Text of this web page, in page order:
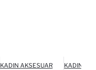
KADIN AKSESUAR KADIN